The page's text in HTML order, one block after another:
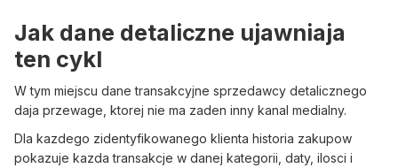
Jak dane detaliczne ujawniaja
ten cykl
W tym miejscu dane transakcyjne sprzedawcy detalicznego
daja przewage, ktorej nie ma zaden inny kanal medialny.
Dla kazdego zidentyfikowanego klienta historia zakupow
pokazuje kazda transakcje w danej kategorii, daty, ilosci i